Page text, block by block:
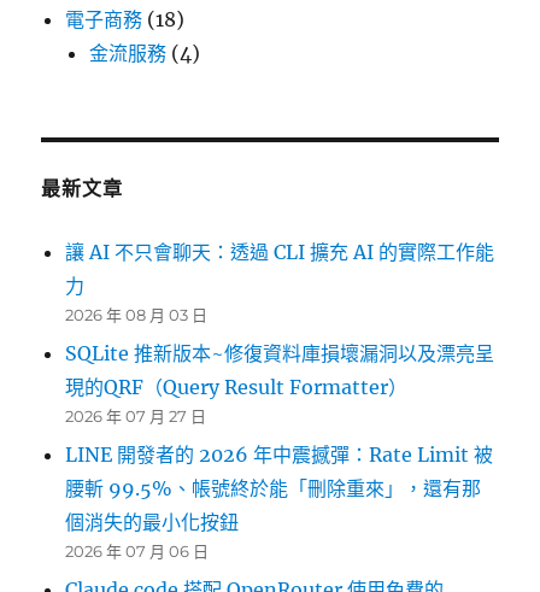
電子商務 (18)
金流服務 (4)
最新文章
讓 AI 不只會聊天：透過 CLI 擴充 AI 的實際工作能
力
2026 年 08 月 03 日
SQLite 推新版本~修復資料庫損壞漏洞以及漂亮呈
現的QRF（Query Result Formatter）
2026 年 07 月 27 日
LINE 開發者的 2026 年中震撼彈：Rate Limit 被
腰斬 99.5%、帳號終於能「刪除重來」，還有那
個消失的最小化按鈕
2026 年 07 月 06 日